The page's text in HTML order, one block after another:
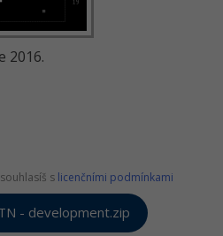
2016.
s licenčními podmínkami
- development.zip